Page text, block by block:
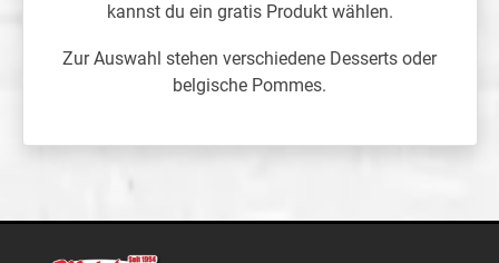
kannst du ein gratis Produkt wählen.
Zur Auswahl stehen verschiedene Desserts oder
belgische Pommes.